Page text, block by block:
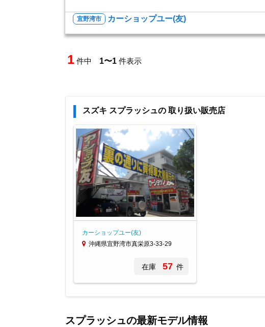
宜野湾市 カーショップユー(友)
1 件中 1〜1 件表示
スズキ スプラッシュの 取り扱い販売店
カーショップユー(友)
沖縄県宜野湾市真栄原3-33-29
在庫 57 件
1
スプラッシュの最新モデル情報